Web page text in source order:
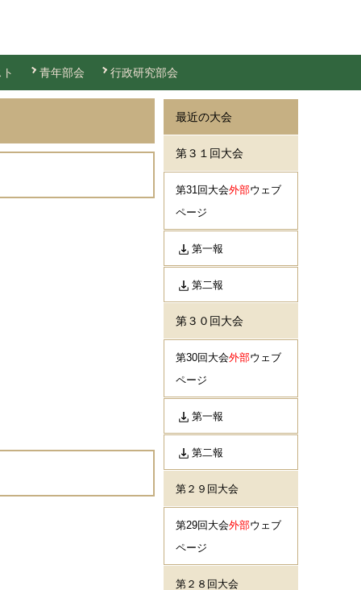
青年部会 行政研究部会
最近の大会
第３１回大会
第31回大会外部ウェブ
ページ
第一報
第二報
第３０回大会
第30回大会外部ウェブ
ページ
第一報
第二報
第２９回大会
第29回大会外部ウェブ
ページ
第２８回大会